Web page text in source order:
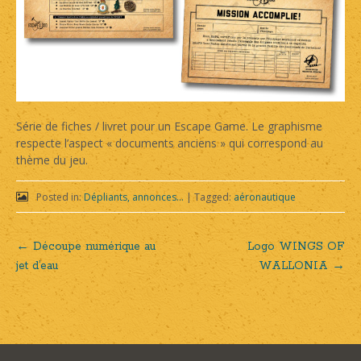
Série de fiches / livret pour un Escape Game. Le graphisme
respecte l’aspect « documents anciens » qui correspond au
thème du jeu.
Posted in: Dépliants, annonces... |Tagged: aéronautique
Post
navigation
← Découpe numérique au
jet d’eau
Logo WINGS OF
WALLONIA →